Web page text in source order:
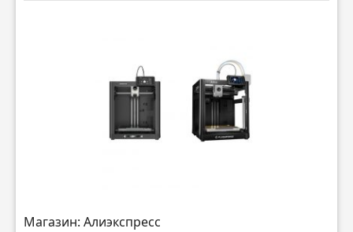
Магазин: Алиэкспресс